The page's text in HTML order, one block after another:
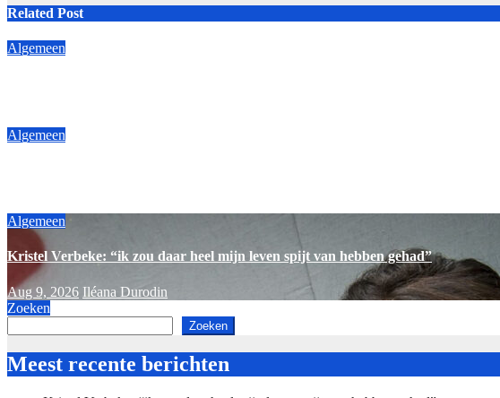
Related Post
Algemeen
Algemeen
Algemeen
Kristel Verbeke: “ik zou daar heel mijn leven spijt van hebben gehad”
Aug 9, 2026 Iléana Durodin
Zoeken
Zoeken
Meest recente berichten